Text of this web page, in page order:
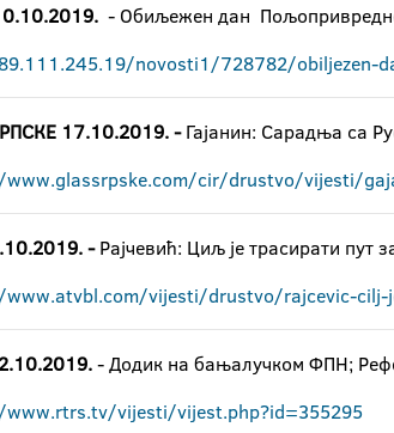
- Oбиљежен дан
novosti1/728782/obiljezen-
17.10.2019. -Гајанин: Сарадња са
cir/drustvo/vijesti/
-Рајчевић: Циљ је трасирати пут
vijesti/drustvo/rajcevic-
- Додик на бањалучком ФПН;
vijesti/vijest.php?id=355295